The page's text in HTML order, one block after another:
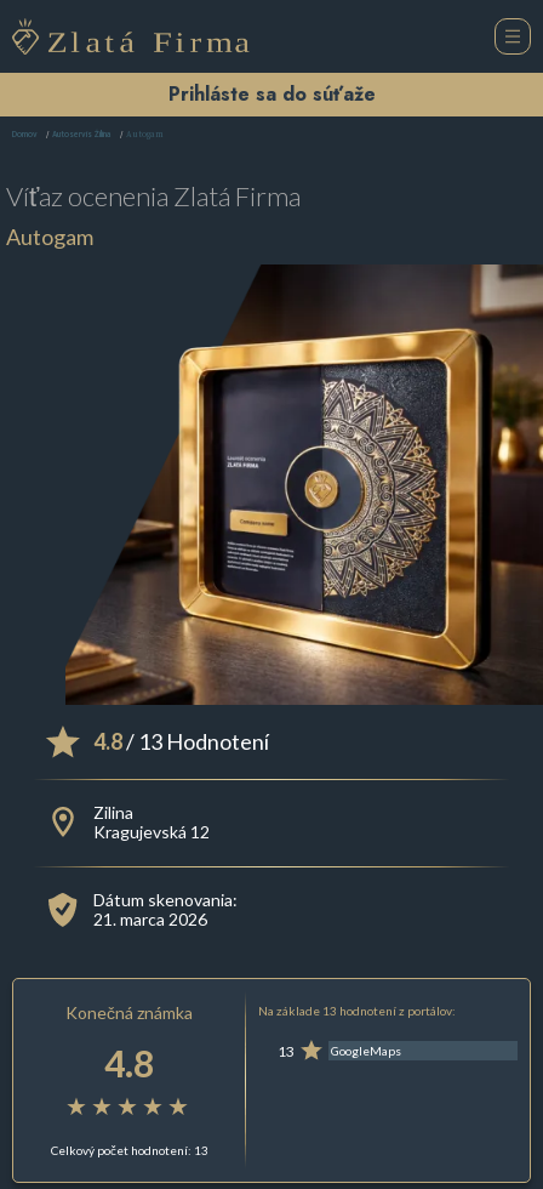
Prihláste sa do súťaže
Domov Autoservis Žilina Autogam
Víťaz ocenenia Zlatá Firma
Autogam
4.8/ 13 Hodnotení
Zilina
Kragujevská 12
Dátum skenovania:
21. marca 2026
Konečná známka
4.8
Celkový počet hodnotení: 13
Na základe 13 hodnotení z portálov:
13 GoogleMaps